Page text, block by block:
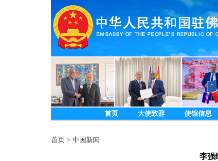
首页 大使致辞 使馆信息
首页 > 中国新闻
李强